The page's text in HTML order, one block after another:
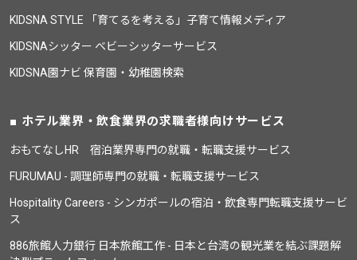
KIDSNA STYLE 「育てるを考える」子育て情報メディア
KIDSNAシッター ベビーシッターサービス
KIDSNA園ナビ 保育園・幼稚園検索
ホテル業界・飲食業界の求職者様向けサービス
おもてなしHR 宿泊業界専門の就職・転職支援サービス
FURUMAU - 調理師専門の就職・転職支援サービス
Hospitality Careers - シンガポールの宿泊・飲食専門転職支援サービ
ス
886旅館人力銀行 日本旅館工作 - 日本と台湾の観光業を結ぶ課題解